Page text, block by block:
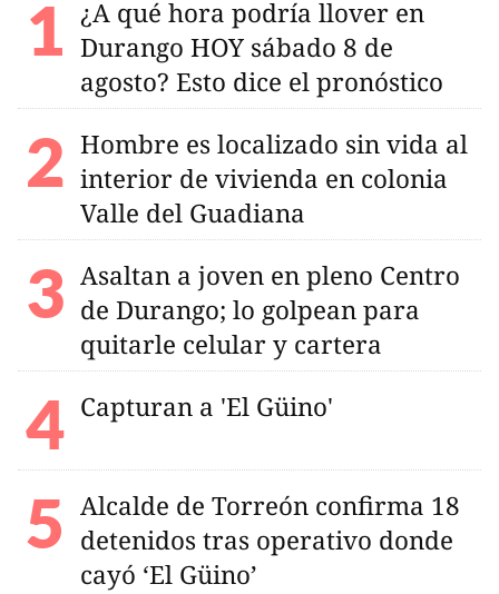
¿A qué hora podría llover en
Durango HOY sábado 8 de
agosto? Esto dice el pronóstico
Hombre es localizado sin vida al
interior de vivienda en colonia
Valle del Guadiana
Asaltan a joven en pleno Centro
de Durango; lo golpean para
quitarle celular y cartera
Capturan a 'El Güino'
Alcalde de Torreón confirma 18
detenidos tras operativo donde
cayó ‘El Güino’